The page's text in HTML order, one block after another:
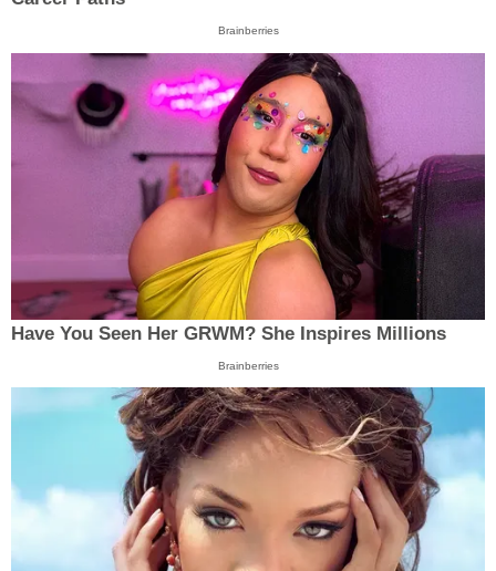
Brainberries
Have You Seen Her GRWM? She Inspires Millions
Brainberries